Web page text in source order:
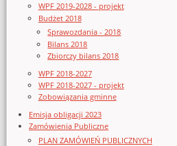
WPF 2019-2028 - projekt
Budżet 2018
Sprawozdania - 2018
Bilans 2018
Zbiorczy bilans 2018
WPF 2018-2027
WPF 2018-2027 - projekt
Zobowiązania gminne
Emisja obligacji 2023
Zamówienia Publiczne
PLAN ZAMÓWIEŃ PUBLICZNYCH